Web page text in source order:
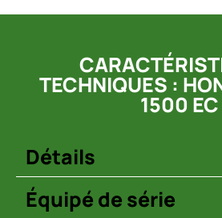
TECHNIQUES :
1500 EC
Détails
Équipé de série